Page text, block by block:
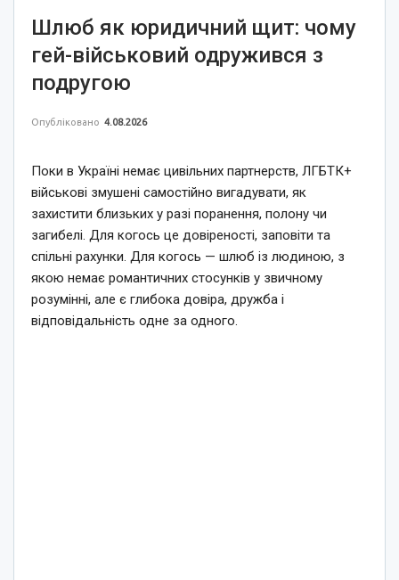
Шлюб як юридичний щит: чому
гей-військовий одружився з
подругою
Опубліковано 4.08.2026
Поки в Україні немає цивільних партнерств, ЛГБТК+
військові змушені самостійно вигадувати, як
захистити близьких у разі поранення, полону чи
загибелі. Для когось це довіреності, заповіти та
спільні рахунки. Для когось — шлюб із людиною, з
якою немає романтичних стосунків у звичному
розумінні, але є глибока довіра, дружба і
відповідальність одне за одного.